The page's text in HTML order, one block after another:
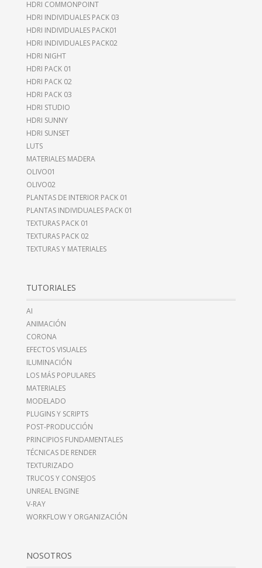
HDRI COMMONPOINT
HDRI INDIVIDUALES PACK 03
HDRI INDIVIDUALES PACK01
HDRI INDIVIDUALES PACK02
HDRI NIGHT
HDRI PACK 01
HDRI PACK 02
HDRI PACK 03
HDRI STUDIO
HDRI SUNNY
HDRI SUNSET
LUTS
MATERIALES MADERA
OLIVO01
OLIVO02
PLANTAS DE INTERIOR PACK 01
PLANTAS INDIVIDUALES PACK 01
TEXTURAS PACK 01
TEXTURAS PACK 02
TEXTURAS Y MATERIALES
TUTORIALES
AI
ANIMACIÓN
CORONA
EFECTOS VISUALES
ILUMINACIÓN
LOS MÁS POPULARES
MATERIALES
MODELADO
PLUGINS Y SCRIPTS
POST-PRODUCCIÓN
PRINCIPIOS FUNDAMENTALES
TÉCNICAS DE RENDER
TEXTURIZADO
TRUCOS Y CONSEJOS
UNREAL ENGINE
V-RAY
WORKFLOW Y ORGANIZACIÓN
NOSOTROS